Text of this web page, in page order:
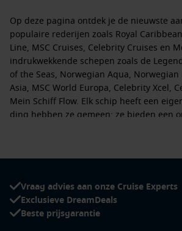
Op deze pagina ontdek je de nieuwste
populaire rederijen zoals Royal Caribbean
Line, MSC Cruises, Celebrity Cruises en
indrukwekkende schepen zoals de
of the Seas, Norwegian Aqua, Norwegian
Asia, MSC World Europa, Celebrity Xcel,
Mein Schiff Flow. Elk schip heeft een
ding hebben ze gemeen: ze bieden een
Waarom kiezen voor een
innovatie en beleving. Geniet van ruime
restaurants, spectaculaire shows en
jong en oud. Of je nu kiest voor een
Vraag advies aan onze Cruise Experts
Exclusieve DreamDeals
Beste prijsgarantie